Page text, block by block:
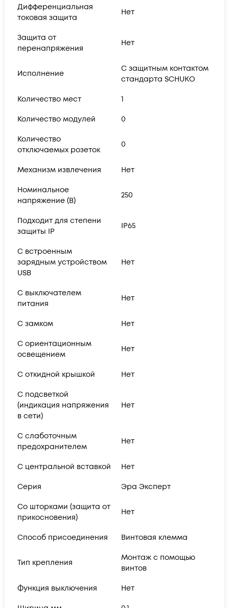
Дифференциальная
токовая защита
Нет
Защита от
перенапряжения
Нет
Исполнение
С защитным контактом
стандарта SCHUKO
Количество мест 1
Количество модулей 0
Количество
отключаемых розеток
0
Механизм извлечения Нет
Номинальное
напряжение (В)
250
Подходит для степени
защиты IP
IP65
С встроенным
зарядным устройством
USB
Нет
С выключателем
питания
Нет
С замком Нет
С ориентационным
освещением
Нет
С откидной крышкой Нет
С подсветкой
(индикация напряжения
в сети)
Нет
С слаботочным
предохранителем
Нет
С центральной вставкой Нет
Серия Эра Эксперт
Со шторками (защита от
прикосновения)
Нет
Способ присоединения Винтовая клемма
Тип крепления
Монтаж с помощью
винтов
Функция выключения Нет